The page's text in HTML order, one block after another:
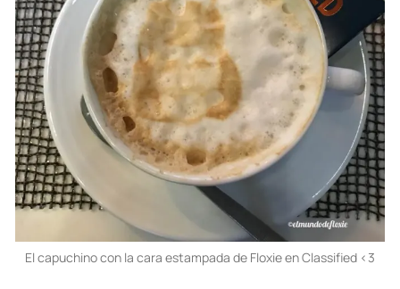
El capuchino con la cara estampada de Floxie en Classified <3